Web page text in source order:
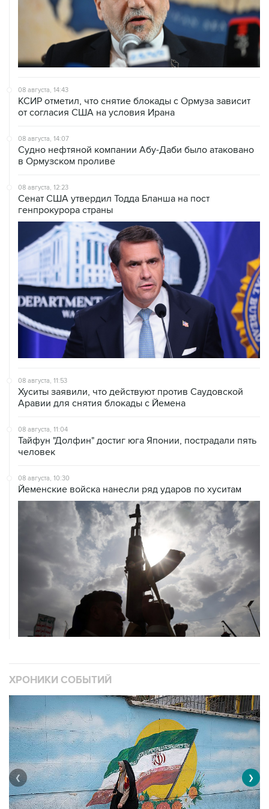
08 августа, 14:43
от согласия США на условия Ирана
08 августа, 14:07
в Ормузском проливе
08 августа, 12:23
генпрокурора страны
08 августа, 11:53
Аравии для снятия блокады с Йемена
08 августа, 11:04
человек
08 августа, 10:30
❮ ❯